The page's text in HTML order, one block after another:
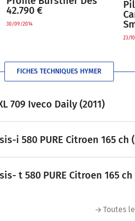
42.790 €
30/09/2014
23/
FICHES TECHNIQUES HYMER
709 Iveco Daily (2011)
i 580 PURE Citroen 165 ch
t 580 PURE Citroen 165 ch
Toutes